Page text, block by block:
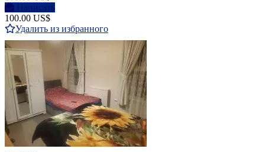
Написать
100.00 US$
Удалить из избранного